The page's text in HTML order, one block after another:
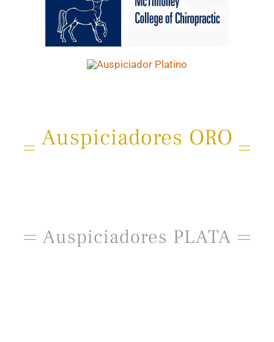
Auspiciadores ORO
Auspiciadores PLATA